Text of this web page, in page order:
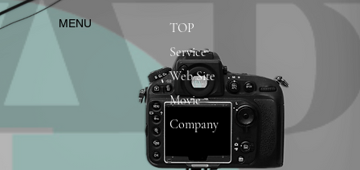
​MENU
TOP
Service
Web Site
Movie
Company